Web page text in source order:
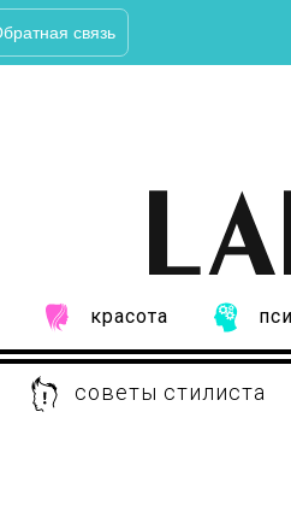
связь
красота
советы стилиста